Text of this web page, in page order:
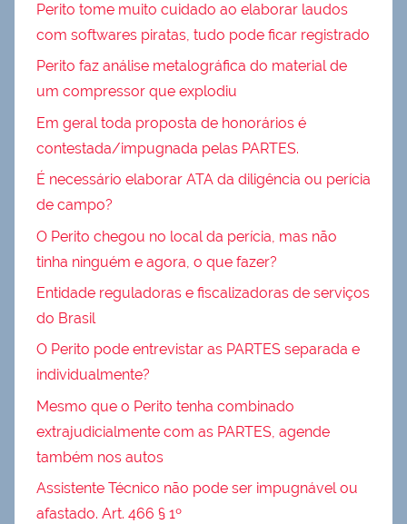
Perito tome muito cuidado ao elaborar laudos
com softwares piratas, tudo pode ficar registrado
Perito faz análise metalográfica do material de
um compressor que explodiu
Em geral toda proposta de honorários é
contestada/impugnada pelas PARTES.
É necessário elaborar ATA da diligência ou perícia
de campo?
O Perito chegou no local da perícia, mas não
tinha ninguém e agora, o que fazer?
Entidade reguladoras e fiscalizadoras de serviços
do Brasil
O Perito pode entrevistar as PARTES separada e
individualmente?
Mesmo que o Perito tenha combinado
extrajudicialmente com as PARTES, agende
também nos autos
Assistente Técnico não pode ser impugnável ou
afastado. Art. 466 § 1º